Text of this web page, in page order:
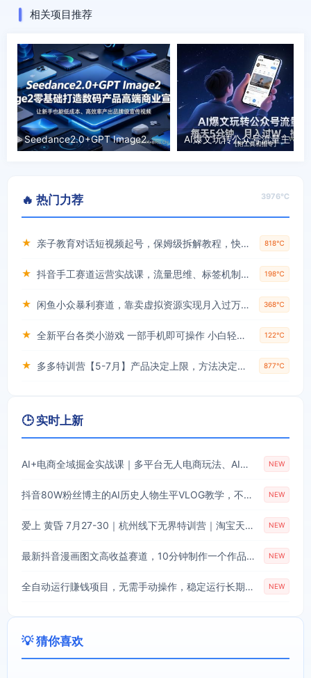
相关项目推荐
Seedance2.0+GPT Image2零基础打造数码产品高端商业宣传片，让新手也能低成本、高效率产出品牌级宣传视频
🔥 热门力荐 3976℃
★ 亲子教育对话短视频起号，保姆级拆解教程，快速起千粉万粉号 818℃
★ 抖音手工赛道运营实战课，流量思维、标签机制、垂直定位，解决不起号难题，单月变现破3万 198℃
★ 闲鱼小众暴利赛道，靠卖虚拟资源实现月入过万，谁做谁赚钱 368℃
★ 全新平台各类小游戏 一部手机即可操作 小白轻松上手 长期稳定 居家月入过万！！！ 122℃
★ 多多特训营【5-7月】产品决定上限，方法决定下限，各种玩法技巧落地实操 877℃
🕒 实时上新
AI+电商全域掘金实战课｜多平台无人电商玩法、AI工具落地、供应链合规、全域变现闭环全套教程 NEW
抖音80W粉丝博主的AI历史人物生平VLOG教学，不用拍摄不用露脸，AI帮你搞定，轻松解锁伙伴计划+精选收益 NEW
爱上 黄昏 7月27-30｜杭州线下无界特训营｜淘宝天猫AI推广｜直通车人群｜全套PPT SOP思维导图资料包 NEW
最新抖音漫画图文高收益赛道，10分钟制作一个作品，稳拿创作者伙伴计划收益 NEW
全自动运行賺钱项目，无需手动操作，稳定运行长期可做，新手副业首选【揭秘】 NEW
💡 猜你喜欢